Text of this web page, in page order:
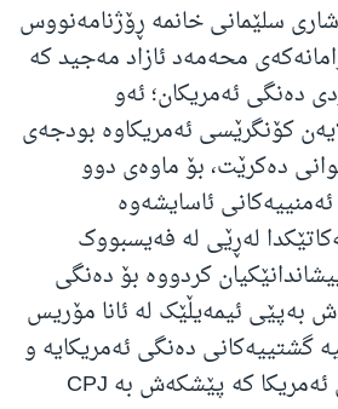
سلێمانی خانمە ڕۆژنامەنووس
محەمەد ئازاد مەجید کە
دەنگی ئەمریکان؛ ئەو
کۆنگرێسی ئەمریکاوە بودجەی
دەکرێت، بۆ ماوەی دوو
ئاسایشەوە
لەڕێی لە فەیسبووک
کردووە بۆ دەنگی
بەپێی ئیمەیڵێک لە ئانا مۆریس
گشتییەکانی دەنگی ئەمریکایە و
بەیاننامەیەکی دەنگی ئەمریکا کە پێشکەش بە CPJ